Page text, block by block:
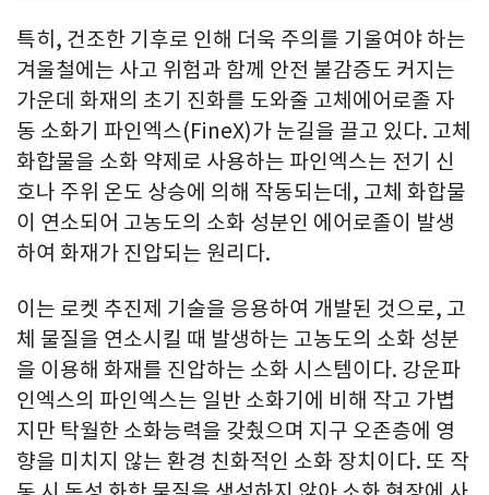
특히, 건조한 기후로 인해 더욱 주의를 기울여야 하는
겨울철에는 사고 위험과 함께 안전 불감증도 커지는
가운데 화재의 초기 진화를 도와줄 고체에어로졸 자
동 소화기 파인엑스(FineX)가 눈길을 끌고 있다. 고체
화합물을 소화 약제로 사용하는 파인엑스는 전기 신
호나 주위 온도 상승에 의해 작동되는데, 고체 화합물
이 연소되어 고농도의 소화 성분인 에어로졸이 발생
하여 화재가 진압되는 원리다.
이는 로켓 추진제 기술을 응용하여 개발된 것으로, 고
체 물질을 연소시킬 때 발생하는 고농도의 소화 성분
을 이용해 화재를 진압하는 소화 시스템이다. 강운파
인엑스의 파인엑스는 일반 소화기에 비해 작고 가볍
지만 탁월한 소화능력을 갖췄으며 지구 오존층에 영
향을 미치지 않는 환경 친화적인 소화 장치이다. 또 작